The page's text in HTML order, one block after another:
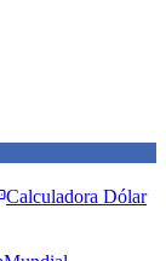
Calculadora Dólar